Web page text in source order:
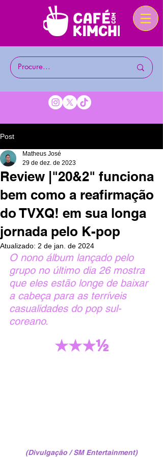
Post
Review |"20&2" funciona
bem como a reafirmação
do TVXQ! em sua longa
jornada pelo K-pop
Matheus José
29 de dez. de 2023
Atualizado: 2 de jan. de 2024
O nono álbum lançado pelo
grupo no último dia 26 mostra
que eles estão longe de baixar
a cabeça para as terríveis
casualidades do pop sul-
coreano.
★★★½
(Divulgação / SM Entertainment)